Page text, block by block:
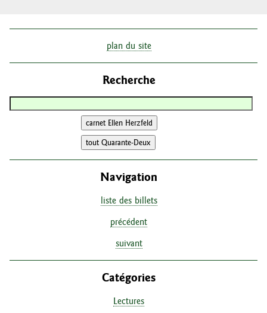
plan du site
Recherche
Navigation
liste des billets
précédent
suivant
Catégories
Lectures